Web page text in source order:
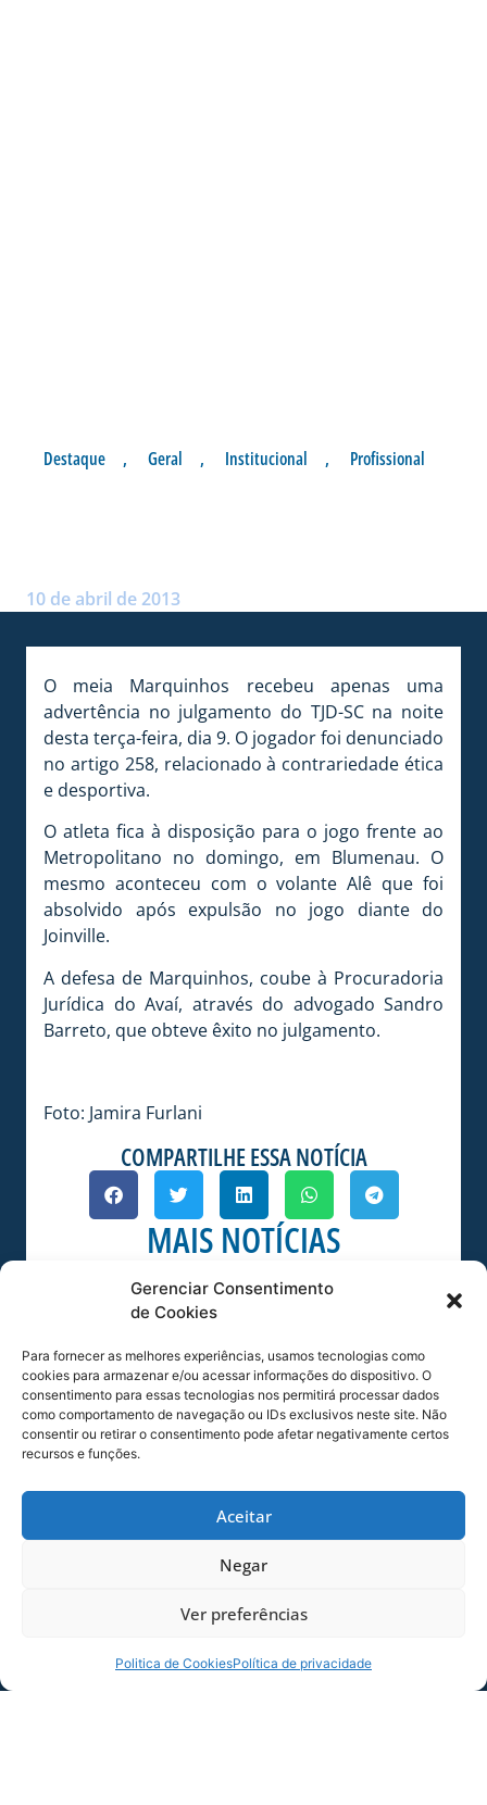
Gerenciar Consentimento
de Cookies
Para fornecer as melhores experiências, usamos tecnologias como
cookies para armazenar e/ou acessar informações do dispositivo. O
consentimento para essas tecnologias nos permitirá processar dados
como comportamento de navegação ou IDs exclusivos neste site. Não
consentir ou retirar o consentimento pode afetar negativamente certos
recursos e funções.
Aceitar
Negar
Ver preferências
Politica de CookiesPolítica de privacidade
Destaque , Geral , Institucional , Profissional
10 de abril de 2013
O meia Marquinhos recebeu apenas uma
advertência no julgamento do TJD-SC na noite
desta terça-feira, dia 9. O jogador foi denunciado
no artigo 258, relacionado à contrariedade ética
e desportiva.
O atleta fica à disposição para o jogo frente ao
Metropolitano no domingo, em Blumenau. O
mesmo aconteceu com o volante Alê que foi
absolvido após expulsão no jogo diante do
Joinville.
A defesa de Marquinhos, coube à Procuradoria
Jurídica do Avaí, através do advogado Sandro
Barreto, que obteve êxito no julgamento.
Foto: Jamira Furlani
COMPARTILHE ESSA NOTÍCIA
MAIS NOTÍCIAS
SERVIÇO DE JOGO: AVAÍ X CRB-AL, PELA
21ª RODADA DA SÉRIE B
Dias dos Pais vem aí, e na terça-feira (11/08)
é dia de Avaí na Ressacada pela Série B!
Precisamos do
Torcedor